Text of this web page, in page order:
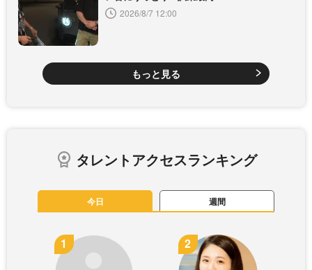
2026/8/7 12:00
もっと見る
タレントアクセスランキング
今日 週間